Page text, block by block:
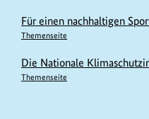
Für einen nachhaltigen
Themenseite
Die Nationale
Themenseite